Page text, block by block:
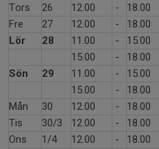
Tors
26 12.00 - 18.00
Fre
27 12.00 -
18.00
Lör
28 11.00 -
15.00
15.00
-
18.00
Sön
29 11.00 -
15.00
15.00
-
18.00
Mån
30 12.00 -
18.00
Tis
30/3 12.00 - 18.00
Ons
1/4 12.00 -
18.00